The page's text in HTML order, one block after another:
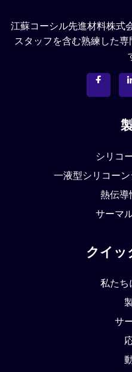
江蘇コーシル先進材料株式
スタッフを含む熟練した
シリコ
一液型シリコーン
熱伝導
サーマ
クイッ
私たち
サ